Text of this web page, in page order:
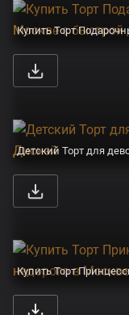
Детский Торт для